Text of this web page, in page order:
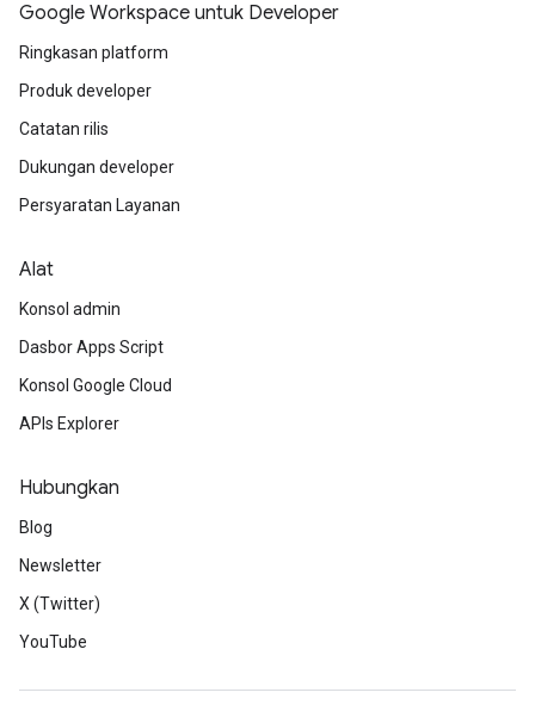
Google Workspace untuk Developer
Ringkasan platform
Produk developer
Catatan rilis
Dukungan developer
Persyaratan Layanan
Alat
Konsol admin
Dasbor Apps Script
Konsol Google Cloud
APIs Explorer
Hubungkan
Blog
Newsletter
X (Twitter)
YouTube